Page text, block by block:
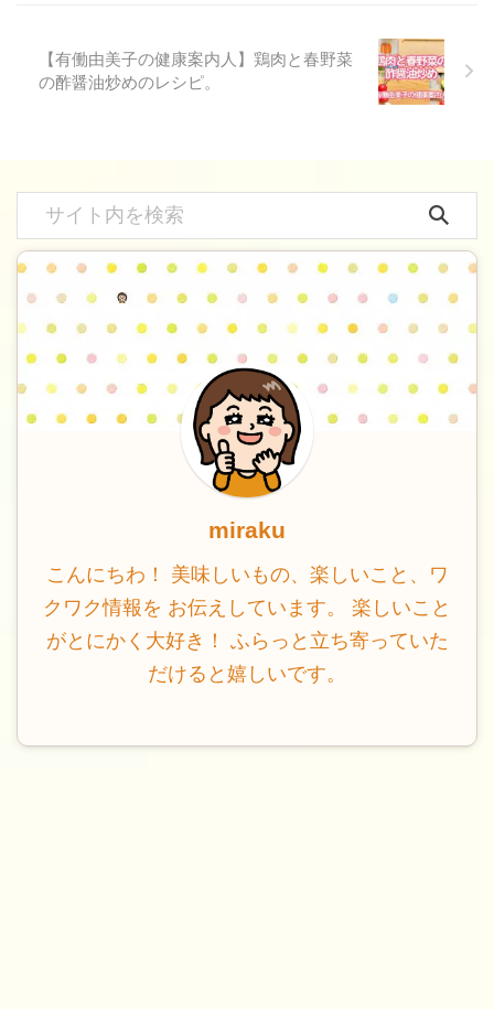
【有働由美子の健康案内人】鶏肉と春野菜
の酢醤油炒めのレシピ。
miraku
こんにちわ！ 美味しいもの、楽しいこと、ワ
クワク情報を お伝えしています。 楽しいこと
がとにかく大好き！ ふらっと立ち寄っていた
だけると嬉しいです。